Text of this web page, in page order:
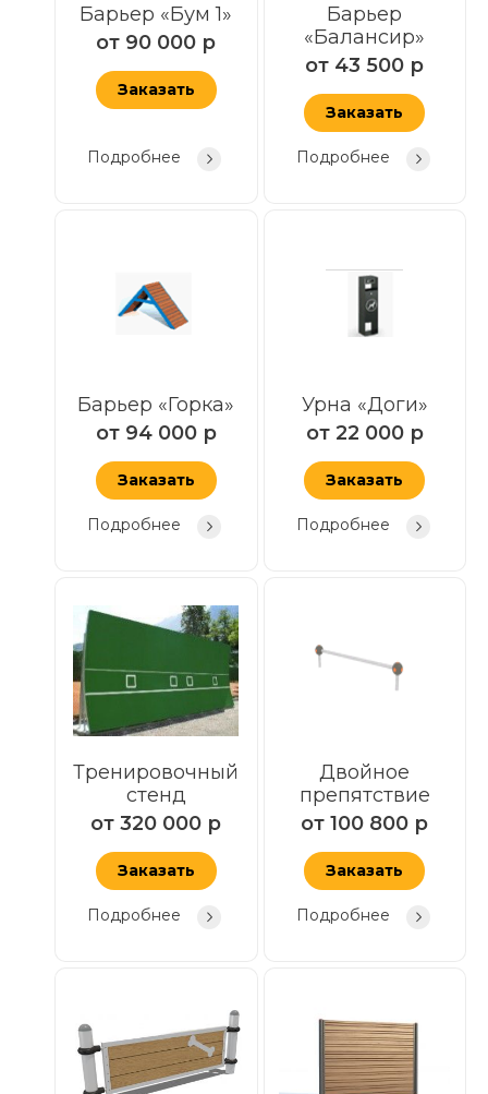
Барьер «Бум 1»
от 90 000 р
Заказать
Подробнее
Барьер
«Балансир»
от 43 500 р
Заказать
Подробнее
Барьер «Горка»
от 94 000 р
Заказать
Подробнее
Урна «Доги»
от 22 000 р
Заказать
Подробнее
Тренировочный
стенд
от320 000 р
Заказать
Подробнее
Двойное
препятствие
от100 800 р
Заказать
Подробнее